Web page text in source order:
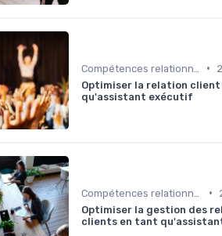
•
Optimiser la relation
qu'assistant exécutif
•
Optimiser la gestion des
clients en tant